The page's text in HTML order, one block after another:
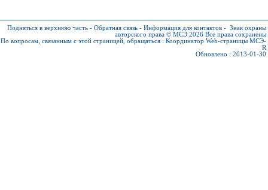
Подняться в верхнюю часть - Обратная связь - Информация для контактов - Знак охраны
авторского права © МСЭ 2026 Все права сохранены
По вопросам, связанным с этой страницей, обращаться : Координатор Web-страницы МСЭ-
R
Обновлено : 2013-01-30